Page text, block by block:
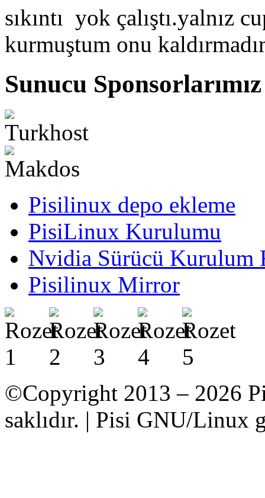
sıkıntı yok çalıştı.yalnız
kurmuştum onu
Sunucu Sponsorlarımız
Pisilinux depo ekleme
PisiLinux Kurulumu
Nvidia Sürücü Kurulum
Pisilinux Mirror
©Copyright 2013 – 2026
saklıdır. | Pisi GNU/Linux